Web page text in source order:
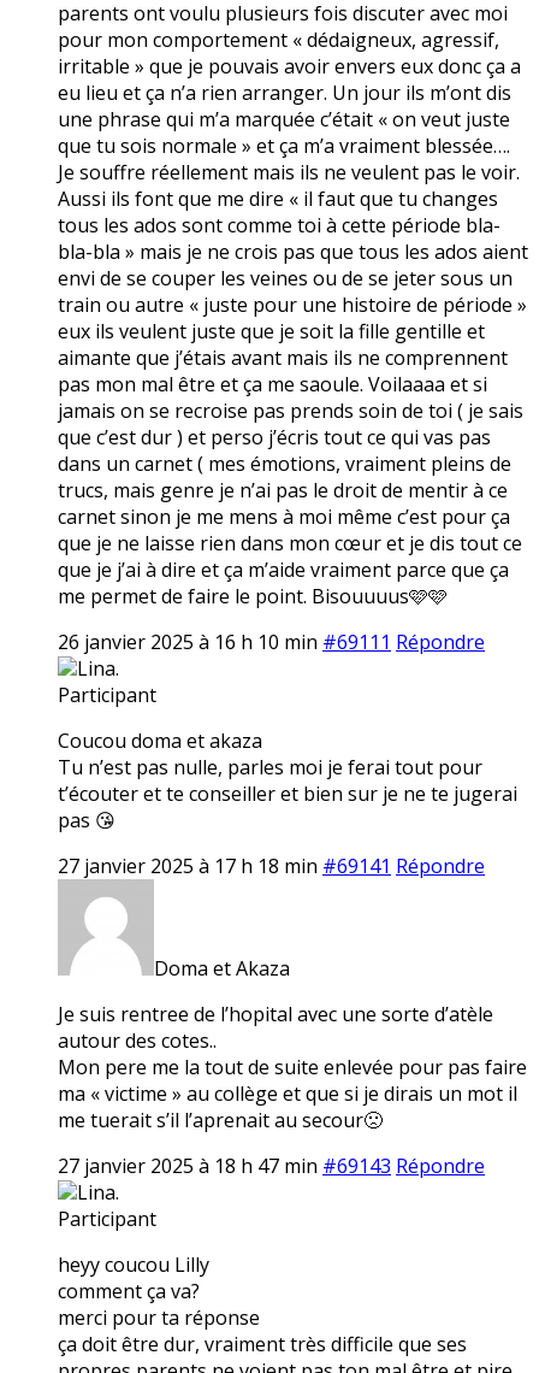
parents ont voulu plusieurs fois discuter avec moi
pour mon comportement « dédaigneux, agressif,
irritable » que je pouvais avoir envers eux donc ça a
eu lieu et ça n’a rien arranger. Un jour ils m’ont dis
une phrase qui m’a marquée c’était « on veut juste
que tu sois normale » et ça m’a vraiment blessée….
Je souffre réellement mais ils ne veulent pas le voir.
Aussi ils font que me dire « il faut que tu changes
tous les ados sont comme toi à cette période bla-
bla-bla » mais je ne crois pas que tous les ados aient
envi de se couper les veines ou de se jeter sous un
train ou autre « juste pour une histoire de période »
eux ils veulent juste que je soit la fille gentille et
aimante que j’étais avant mais ils ne comprennent
pas mon mal être et ça me saoule. Voilaaaa et si
jamais on se recroise pas prends soin de toi ( je sais
que c’est dur ) et perso j’écris tout ce qui vas pas
dans un carnet ( mes émotions, vraiment pleins de
trucs, mais genre je n’ai pas le droit de mentir à ce
carnet sinon je me mens à moi même c’est pour ça
que je ne laisse rien dans mon cœur et je dis tout ce
que je j’ai à dire et ça m’aide vraiment parce que ça
me permet de faire le point. Bisouuuus🩷🩷
26 janvier 2025 à 16 h 10 min #69111 Répondre
Lina.
Participant
Coucou doma et akaza
Tu n’est pas nulle, parles moi je ferai tout pour
t’écouter et te conseiller et bien sur je ne te jugerai
pas 😘
27 janvier 2025 à 17 h 18 min #69141 Répondre
Doma et Akaza
Je suis rentree de l’hopital avec une sorte d’atèle
autour des cotes..
Mon pere me la tout de suite enlevée pour pas faire
ma « victime » au collège et que si je dirais un mot il
me tuerait s’il l’aprenait au secour🙁
27 janvier 2025 à 18 h 47 min #69143 Répondre
Lina.
Participant
heyy coucou Lilly
comment ça va?
merci pour ta réponse
ça doit être dur, vraiment très difficile que ses